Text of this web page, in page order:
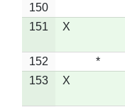
150
151
X
152 *
153
X